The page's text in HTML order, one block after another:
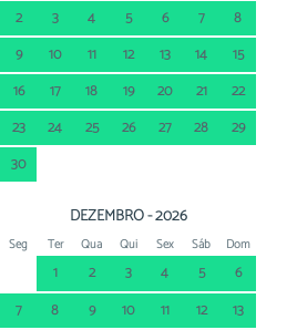
2
3 4 5 6 7
8
9
10 11 12 13 14
15
16
17 18 19 20 21
22
23
24 25 26 27 28
29
30
DEZEMBRO - 2026
Seg Ter Qua Qui Sex Sáb Dom
1 2 3 4 5
6
7
8 9 10 11 12
13